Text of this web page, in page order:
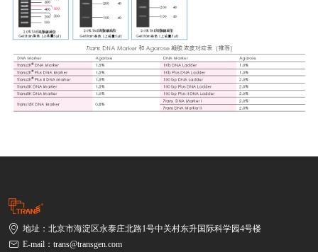
地址：北京市海淀区永泰庄北路1号中关村东升国际科学园4号楼
E-mail：trans@transgen.com